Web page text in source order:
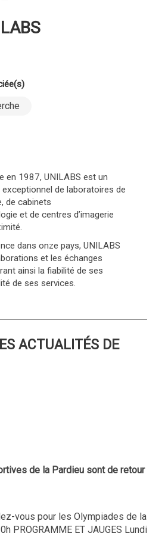
en 1987, UNILABS est un
de laboratoires de
de cabinets
et de centres d’imagerie
dans onze pays, UNILABS
et les échanges
ainsi la fiabilité de ses
de ses services.
ACTUALITÉS DE
de la Pardieu sont de retour
vous pour les Olympiades de la
PROGRAMME ET JAUGES Lundi